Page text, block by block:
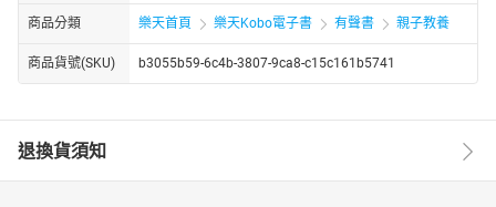
商品分類 樂天首頁 樂天Kobo電子書 有聲書 親子教養
商品貨號(SKU) b3055b59-6c4b-3807-9ca8-c15c161b5741
退換貨須知